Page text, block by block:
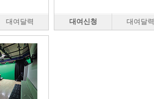
대여달력 대여신청 대여달력